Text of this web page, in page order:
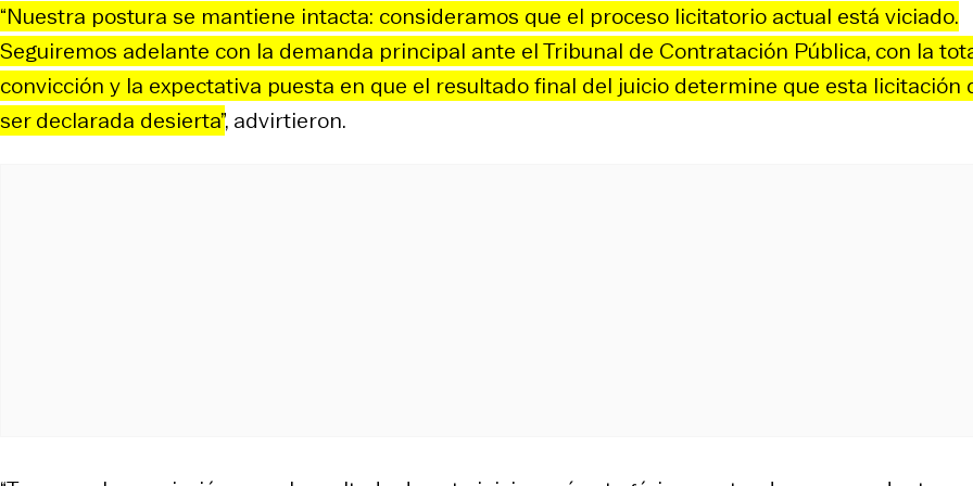
“Nuestra postura se mantiene intacta: consideramos que el proceso licitatorio actual está viciado.
Seguiremos adelante con la demanda principal ante el Tribunal de Contratación Pública, con la
convicción y la expectativa puesta en que el resultado final del juicio determine que esta licitación
ser declarada desierta”, advirtieron.